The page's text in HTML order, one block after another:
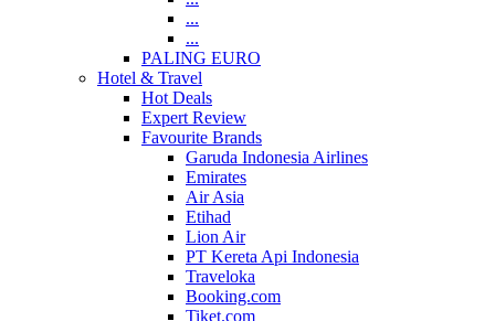
...
...
PALING EURO
Hotel & Travel
Hot Deals
Expert Review
Favourite Brands
Garuda Indonesia Airlines
Emirates
Air Asia
Etihad
Lion Air
PT Kereta Api Indonesia
Traveloka
Booking.com
Tiket.com